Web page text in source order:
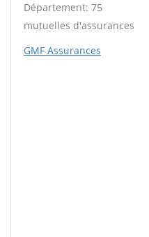
Département: 75
mutuelles d'assurances
GMF Assurances